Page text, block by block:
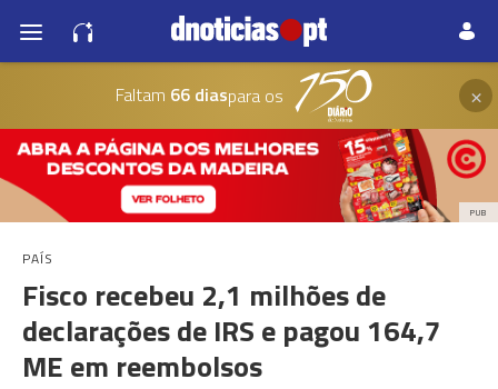
Faltam 66 diaspara os ×
PUB
PAÍS
Fisco recebeu 2,1 milhões de
declarações de IRS e pagou 164,7
ME em reembolsos